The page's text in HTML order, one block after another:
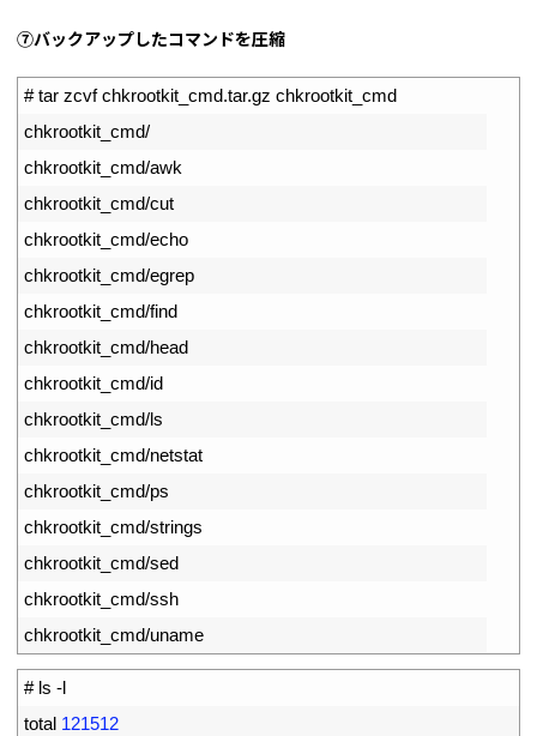
⑦バックアップしたコマンドを圧縮
# tar zcvf chkrootkit_cmd.tar.gz chkrootkit_cmd
chkrootkit_cmd/
chkrootkit_cmd/awk
chkrootkit_cmd/cut
chkrootkit_cmd/echo
chkrootkit_cmd/egrep
chkrootkit_cmd/find
chkrootkit_cmd/head
chkrootkit_cmd/id
chkrootkit_cmd/ls
chkrootkit_cmd/netstat
chkrootkit_cmd/ps
chkrootkit_cmd/strings
chkrootkit_cmd/sed
chkrootkit_cmd/ssh
chkrootkit_cmd/uname
# ls -l
total 121512